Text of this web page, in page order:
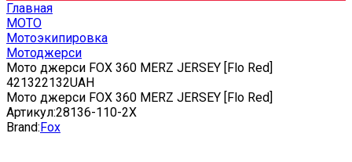
Главная
МОТО
Мотоэкипировка
Мотоджерси
Мото джерси FOX 360 MERZ JERSEY [Flo Red]
421322132UAH
Мото джерси FOX 360 MERZ JERSEY [Flo Red]
Артикул:28136-110-2X
Brand:Fox